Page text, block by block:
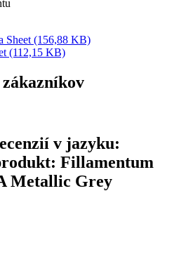
Sheet (156,88 KB)
(112,15 KB)
zákazníkov
v jazyku:
Fillamentum
Metallic Grey